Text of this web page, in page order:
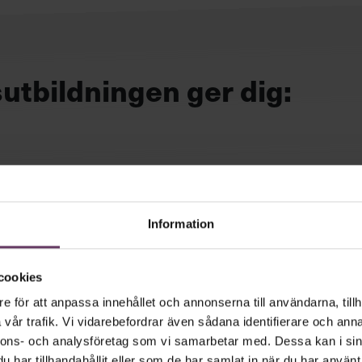
Information
för att anpassa innehållet och annonserna till användarna,
trafik. Vi vidarebefordrar även sådana identifierare och
och analysföretag som vi samarbetar med. Dessa kan i
ger dig:
påverka ditt sätt att agera i
göra på många andra sätt än du
göra i olika situationer, och hitta nya